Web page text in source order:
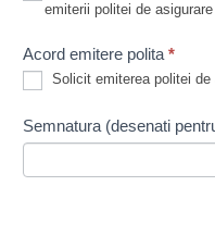
emiterii politei de asigurare
Acord emitere polita *
Solicit emiterea politei de
Semnatura (desenati